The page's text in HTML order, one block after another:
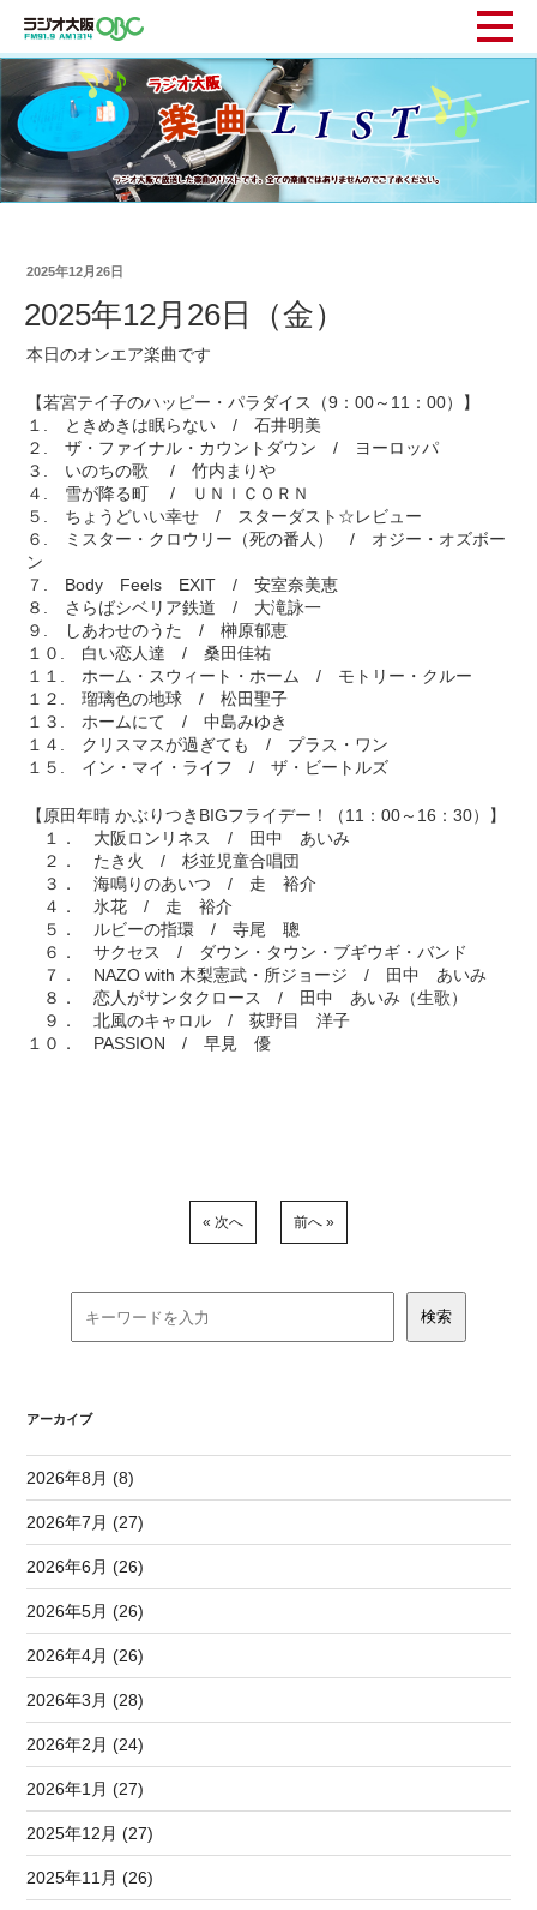
2025年12月26日
2025年12月26日（金）
本日のオンエア楽曲です
【若宮テイ子のハッピー・パラダイス（9：00～11：00）】
１. ときめきは眠らない / 石井明美
２. ザ・ファイナル・カウントダウン / ヨーロッパ
３. いのちの歌 / 竹内まりや
４. 雪が降る町 / ＵＮＩＣＯＲＮ
５. ちょうどいい幸せ / スターダスト☆レビュー
６. ミスター・クロウリー（死の番人） / オジー・オズボー
ン
７. Body Feels EXIT / 安室奈美恵
８. さらばシベリア鉄道 / 大滝詠一
９. しあわせのうた / 榊原郁恵
１０. 白い恋人達 / 桑田佳祐
１１. ホーム・スウィート・ホーム / モトリー・クルー
１２. 瑠璃色の地球 / 松田聖子
１３. ホームにて / 中島みゆき
１４. クリスマスが過ぎても / プラス・ワン
１５. イン・マイ・ライフ / ザ・ビートルズ
【原田年晴 かぶりつきBIGフライデー！（11：00～16：30）】
１． 大阪ロンリネス / 田中 あいみ
２． たき火 / 杉並児童合唱団
３． 海鳴りのあいつ / 走 裕介
４． 氷花 / 走 裕介
５． ルビーの指環 / 寺尾 聰
６． サクセス / ダウン・タウン・ブギウギ・バンド
７． NAZO with 木梨憲武・所ジョージ / 田中 あいみ
８． 恋人がサンタクロース / 田中 あいみ（生歌）
９． 北風のキャロル / 荻野目 洋子
１０． PASSION / 早見 優
« 次へ 前へ »
アーカイブ
2026年8月 (8)
2026年7月 (27)
2026年6月 (26)
2026年5月 (26)
2026年4月 (26)
2026年3月 (28)
2026年2月 (24)
2026年1月 (27)
2025年12月 (27)
2025年11月 (26)